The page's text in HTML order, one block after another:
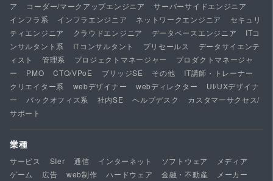
ア
コーダー/マークアップエンジニア
サーバーサイドエンジニア
インフラ系
インフラエンジニア ネットワークエンジニア
セキュリ
ティエンジニア
クラウドエンジニア データベースエンジニア
ITコ
ンサルタント系
ITコンサルタント プリセールス
データサイエンテ
ィスト
管理系 プロジェクトマネージャー
プロダクトマネージャ
ー
PMO CTO/VPoE ブリッジSE その他
IT講師・トレーナー
クリエイター系
webデザイナー webディレクター
UI/UXデザイナ
ー
バックオフィス系 社内SE ヘルプデスク
カスタマーサクセス/
サポート
業種
サービス SIer 通信 インターネット ソフトウェア
メディア
ゲーム
広告 web制作 ハードウェア 金融・不動産
メーカー